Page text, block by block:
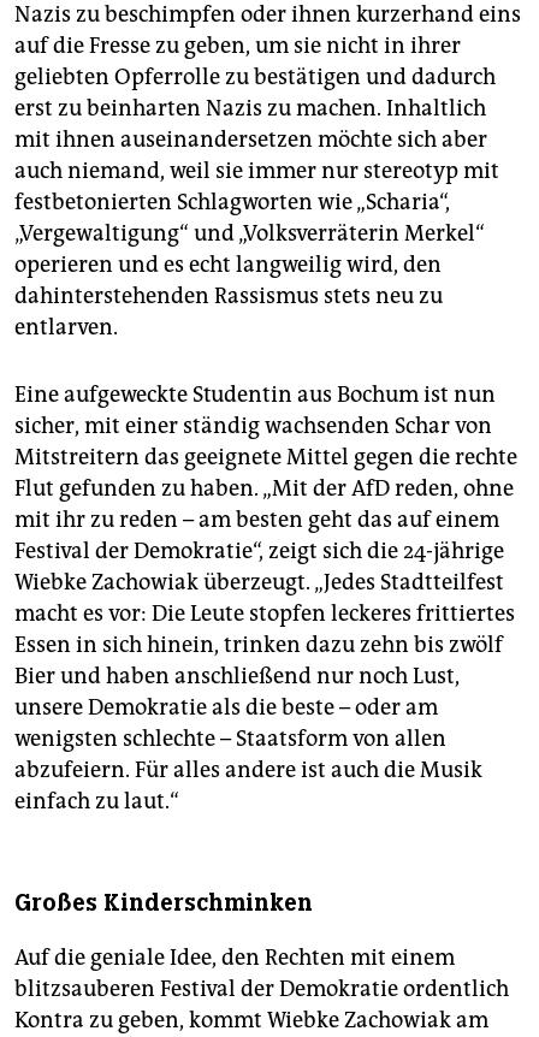
Nazis zu beschimpfen oder ihnen kurzerhand eins
auf die Fresse zu geben, um sie nicht in ihrer
geliebten Opferrolle zu bestätigen und dadurch
erst zu beinharten Nazis zu machen. Inhaltlich
mit ihnen auseinandersetzen möchte sich aber
auch niemand, weil sie immer nur stereotyp mit
festbetonierten Schlagworten wie „Scharia“,
„Vergewaltigung“ und „Volksverräterin Merkel“
operieren und es echt langweilig wird, den
dahinterstehenden Rassismus stets neu zu
entlarven.
Eine aufgeweckte Studentin aus Bochum ist nun
sicher, mit einer ständig wachsenden Schar von
Mitstreitern das geeignete Mittel gegen die rechte
Flut gefunden zu haben. „Mit der AfD reden, ohne
mit ihr zu reden – am besten geht das auf einem
Festival der Demokratie“, zeigt sich die 24-jährige
Wiebke ­Zachowiak überzeugt. „Jedes Stadtteilfest
macht es vor: Die Leute stopfen leckeres frittiertes
Essen in sich hinein, trinken dazu zehn bis zwölf
Bier und haben anschließend nur noch Lust,
unsere Demokratie als die beste – oder am
wenigsten schlechte – Staatsform von allen
abzufeiern. Für alles andere ist auch die Musik
einfach zu laut.“
Großes Kinderschminken
Auf die geniale Idee, den Rechten mit einem
blitzsauberen Festival der Demokratie ordentlich
Kontra zu geben, kommt Wiebke Zachowiak am